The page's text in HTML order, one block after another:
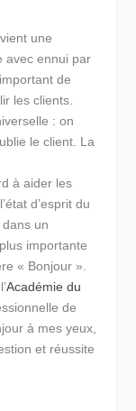
une
avec ennui par
de
les clients.
: on
le client. La
à aider les
d’esprit du
un
importante
« Bonjour ».
Académie du
de
à mes yeux,
et réussite